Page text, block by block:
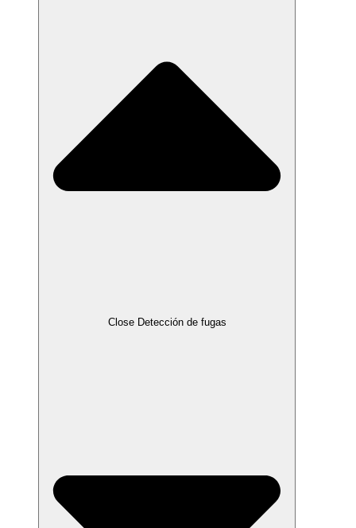
Close Detección de fugas